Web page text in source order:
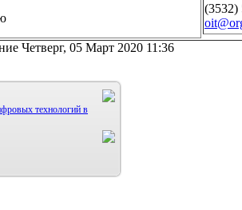
(3532)
Четверг, 05 Март 2020 11:36
технологий в